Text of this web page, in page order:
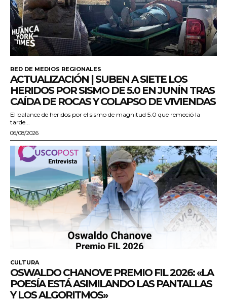
RED DE MEDIOS REGIONALES
ACTUALIZACIÓN | SUBEN A SIETE LOS
HERIDOS POR SISMO DE 5.0 EN JUNÍN TRAS
CAÍDA DE ROCAS Y COLAPSO DE VIVIENDAS
El balance de heridos por el sismo de magnitud 5.0 que remeció la
tarde...
06/08/2026
CULTURA
OSWALDO CHANOVE PREMIO FIL 2026: «LA
POESÍA ESTÁ ASIMILANDO LAS PANTALLAS
Y LOS ALGORITMOS»